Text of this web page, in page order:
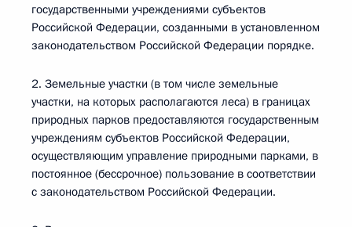
государственными учреждениями субъектов
Российской Федерации, созданными в установленном
законодательством Российской Федерации порядке.
2. Земельные участки (в том числе земельные
участки, на которых располагаются леса) в границах
природных парков предоставляются государственным
учреждениям субъектов Российской Федерации,
осуществляющим управление природными парками, в
постоянное (бессрочное) пользование в соответствии
с законодательством Российской Федерации.